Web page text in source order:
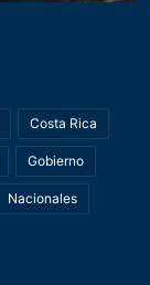
Costa Rica
Gobierno
Nacionales